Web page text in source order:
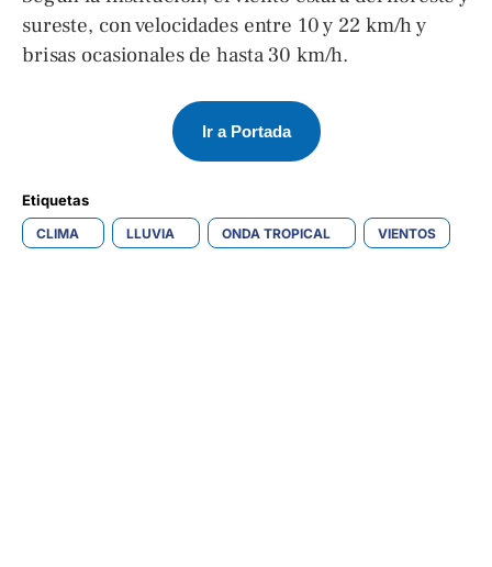
sureste, con velocidades entre 10 y 22 km/h y
brisas ocasionales de hasta 30 km/h.
Ir a Portada
Etiquetas
CLIMA LLUVIA ONDA TROPICAL VIENTOS